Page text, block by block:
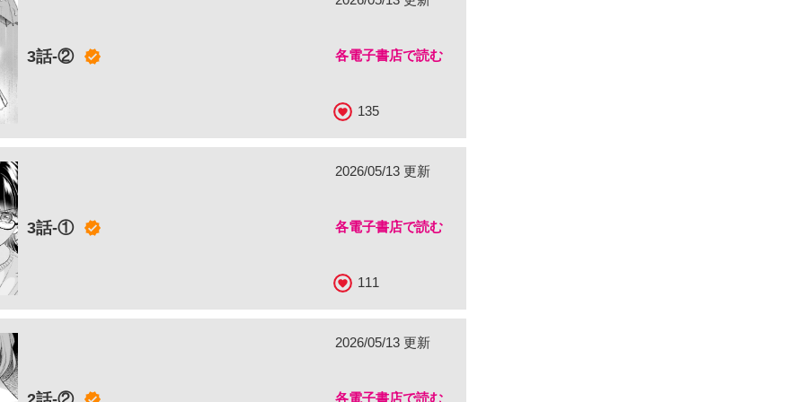
3話-② 各電子書店で読む
135
3話-①
2026/05/13 更新
各電子書店で読む
111
2026/05/13 更新
各電子書店で読む